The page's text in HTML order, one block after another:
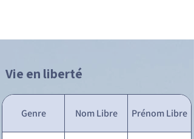
Vie en liberté
Genre Nom Libre Prénom Libre